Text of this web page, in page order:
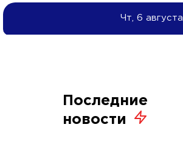
Чт, 6 августа
Последние
новости